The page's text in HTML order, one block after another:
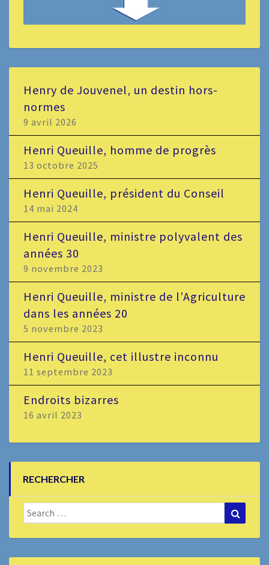
Henry de Jouvenel, un destin hors-
normes
9 avril 2026
Henri Queuille, homme de progrès
13 octobre 2025
Henri Queuille, président du Conseil
14 mai 2024
Henri Queuille, ministre polyvalent des
années 30
9 novembre 2023
Henri Queuille, ministre de l’Agriculture
dans les années 20
5 novembre 2023
Henri Queuille, cet illustre inconnu
11 septembre 2023
Endroits bizarres
16 avril 2023
RECHERCHER
Search
for: